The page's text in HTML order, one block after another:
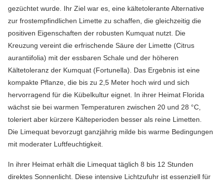
gezüchtet wurde. Ihr Ziel war es, eine kältetolerante Alternative
zur frostempfindlichen Limette zu schaffen, die gleichzeitig die
positiven Eigenschaften der robusten Kumquat nutzt. Die
Kreuzung vereint die erfrischende Säure der Limette (Citrus
aurantiifolia) mit der essbaren Schale und der höheren
Kältetoleranz der Kumquat (Fortunella). Das Ergebnis ist eine
kompakte Pflanze, die bis zu 2,5 Meter hoch wird und sich
hervorragend für die Kübelkultur eignet. In ihrer Heimat Florida
wächst sie bei warmen Temperaturen zwischen 20 und 28 °C,
toleriert aber kürzere Kälteperioden besser als reine Limetten.
Die Limequat bevorzugt ganzjährig milde bis warme Bedingungen
mit moderater Luftfeuchtigkeit.
In ihrer Heimat erhält die Limequat täglich 8 bis 12 Stunden
direktes Sonnenlicht. Diese intensive Lichtzufuhr ist essenziell für